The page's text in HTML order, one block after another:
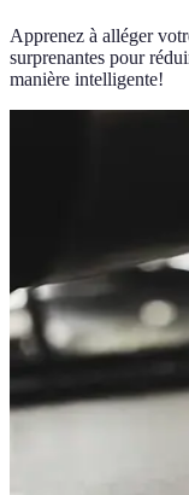
Apprenez à alléger
surprenantes pour
manière intelligente!